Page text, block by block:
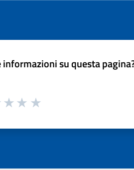
su questa